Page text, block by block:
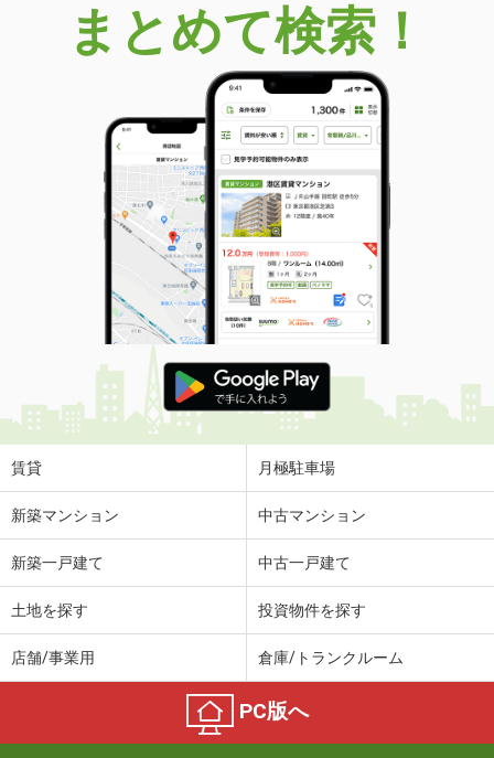
まとめて検索！
賃貸 月極駐車場
新築マンション 中古マンション
新築一戸建て 中古一戸建て
土地を探す 投資物件を探す
店舗/事業用 倉庫/トランクルーム
PC版へ